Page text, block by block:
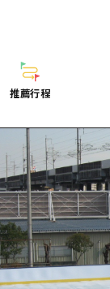
學習·體驗
標準
歷史·文化
治癒
推薦行程
廣島市內
安芸
答對了
美北
藝北
流量摘要
擁堵
歷史·文化
自然藝北
宮島周邊
東山口
美北
藝北
宮島周邊
東山口
愛媛
島根
角旅遊信息中心